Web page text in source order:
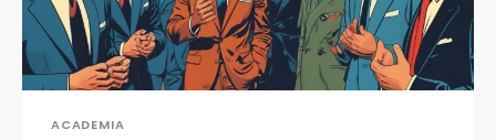
ACADEMIA